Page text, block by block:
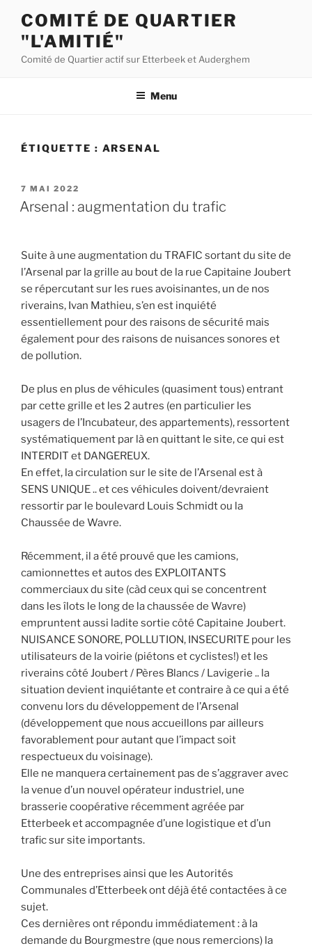
contenu
principal
COMITÉ DE QUARTIER
"L'AMITIÉ"
Comité de Quartier actif sur Etterbeek et Auderghem
Menu
ÉTIQUETTE : ARSENAL
PUBLIÉ
LE
7 MAI 2022
Arsenal : augmentation du trafic
Suite à une augmentation du TRAFIC sortant du site de
l’Arsenal par la grille au bout de la rue Capitaine Joubert
se répercutant sur les rues avoisinantes, un de nos
riverains, Ivan Mathieu, s’en est inquiété
essentiellement pour des raisons de sécurité mais
également pour des raisons de nuisances sonores et
de pollution.
De plus en plus de véhicules (quasiment tous) entrant
par cette grille et les 2 autres (en particulier les
usagers de l’Incubateur, des appartements), ressortent
systématiquement par là en quittant le site, ce qui est
INTERDIT et DANGEREUX.
En effet, la circulation sur le site de l’Arsenal est à
SENS UNIQUE .. et ces véhicules doivent/devraient
ressortir par le boulevard Louis Schmidt ou la
Chaussée de Wavre.
Récemment, il a été prouvé que les camions,
camionnettes et autos des EXPLOITANTS
commerciaux du site (càd ceux qui se concentrent
dans les îlots le long de la chaussée de Wavre)
empruntent aussi ladite sortie côté Capitaine Joubert.
NUISANCE SONORE, POLLUTION, INSECURITE pour les
utilisateurs de la voirie (piétons et cyclistes!) et les
riverains côté Joubert / Pères Blancs / Lavigerie .. la
situation devient inquiétante et contraire à ce qui a été
convenu lors du développement de l’Arsenal
(développement que nous accueillons par ailleurs
favorablement pour autant que l’impact soit
respectueux du voisinage).
Elle ne manquera certainement pas de s’aggraver avec
la venue d’un nouvel opérateur industriel, une
brasserie coopérative récemment agréée par
Etterbeek et accompagnée d’une logistique et d’un
trafic sur site importants.
Une des entreprises ainsi que les Autorités
Communales d’Etterbeek ont déjà été contactées à ce
sujet.
Ces dernières ont répondu immédiatement : à la
demande du Bourgmestre (que nous remercions) la